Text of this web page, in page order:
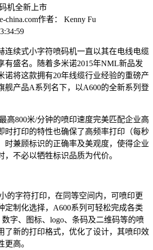
机全新上市
china.com作者： Kenny Fu
连续式小字符喷码机一直以其在电线电缆
有盛名。随着多米诺2015年NML新品发
诺将这款拥有20年线缆行业经验的重磅产
舰产品A系列名下，以A600的全新系列登
高800米/分钟的喷印速度完美匹配企业高
时打印的特性也确保了高频率打印（每秒
时兼顾标识的正确率及美观度，使得企业
，不必以牺牲标识品质为代价。
的字符打印，在同等空间内，可喷印更
定制化选择，A600系列可轻松完成各类
字、图标、logo、条码及二维码等的喷
了新的打印格式，优化了设计，其喷印效
更高。